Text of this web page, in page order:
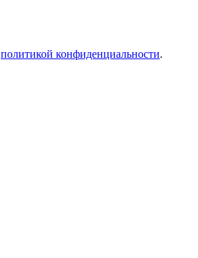
политикой конфиденциальности.